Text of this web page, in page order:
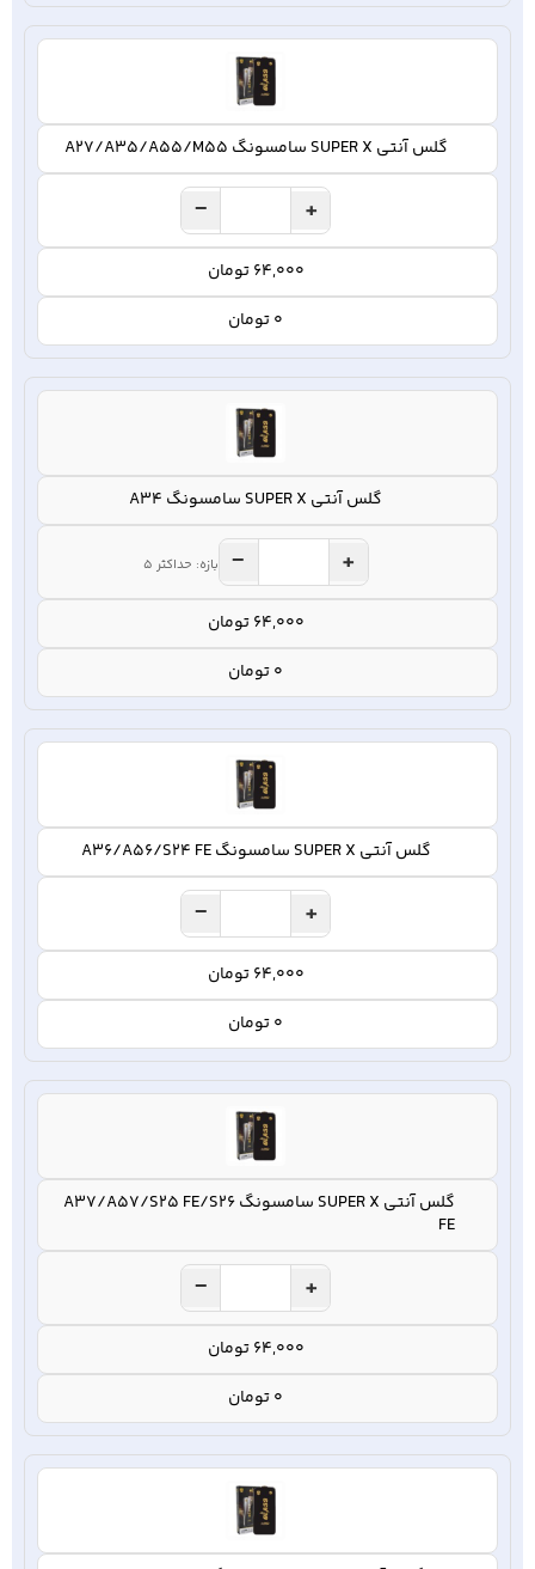
گلس آنتی SUPER X سامسونگ A27/A35/A55/M55
− +
64,000 تومان
0 تومان
گلس آنتی SUPER X سامسونگ A34
− + بازه: حداکثر 5
64,000 تومان
0 تومان
گلس آنتی SUPER X سامسونگ A36/A56/S24 FE
− +
64,000 تومان
0 تومان
گلس آنتی SUPER X سامسونگ A37/A57/S25 FE/S26
FE
− +
64,000 تومان
0 تومان